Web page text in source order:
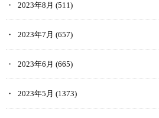
2023年8月 (511)
2023年7月 (657)
2023年6月 (665)
2023年5月 (1373)